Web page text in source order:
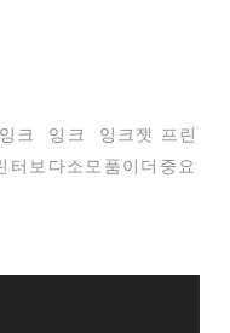
크 잉크
잉크젯 프린
터보다소모품이더중요